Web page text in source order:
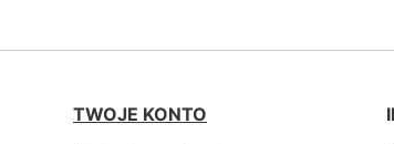
TWOJE KONTO